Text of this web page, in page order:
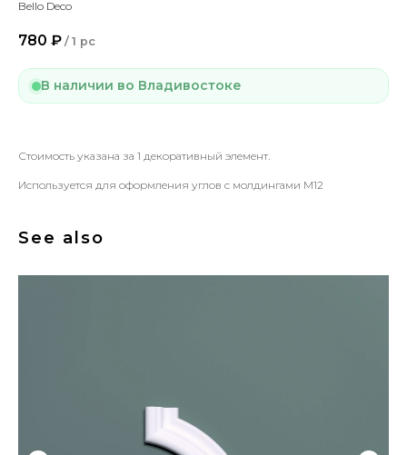
Bello Deco
780 ₽ / 1 pc
В наличии во Владивостоке
Стоимость указана за 1 декоративный элемент.
Используется для оформления углов с молдингами М12
See also